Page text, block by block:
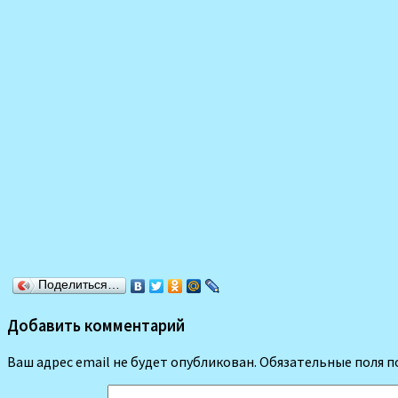
Поделиться…
Добавить комментарий
Ваш адрес email не будет опубликован. Обязательные поля